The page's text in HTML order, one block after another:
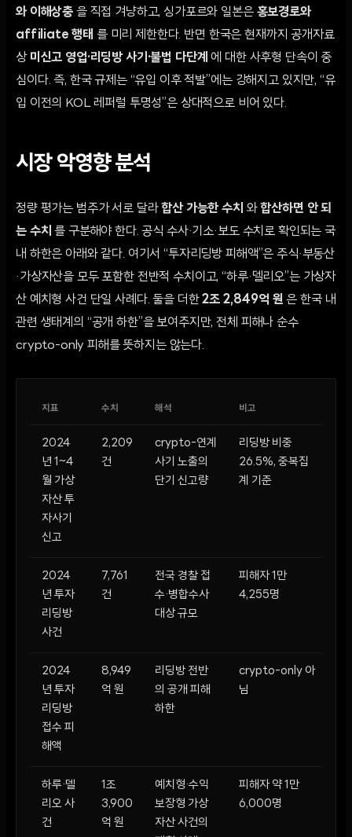
와 이해상충 을 직접 겨냥하고, 싱가포르와 일본은 홍보경로와
affiliate 행태 를 미리 제한한다. 반면 한국은 현재까지 공개자료
상 미신고 영업·리딩방 사기·불법 다단계 에 대한 사후형 단속이 중
심이다. 즉, 한국 규제는 “유입 이후 적발”에는 강해지고 있지만, “유
입 이전의 KOL 레퍼럴 투명성”은 상대적으로 비어 있다.
시장 악영향 분석
정량 평가는 범주가 서로 달라 합산 가능한 수치 와 합산하면 안 되
는 수치 를 구분해야 한다. 공식 수사·기소·보도 수치로 확인되는 국
내 하한은 아래와 같다. 여기서 “투자리딩방 피해액”은 주식·부동산
·가상자산을 모두 포함한 전반적 수치이고, “하루·델리오”는 가상자
산 예치형 사건 단일 사례다. 둘을 더한2조 2,849억 원 은 한국 내
관련 생태계의 “공개 하한”을 보여주지만, 전체 피해나 순수
crypto-only 피해를 뜻하지는 않는다.
지표 수치 해석 비고
2024
년 1~4
월 가상
자산 투
자사기
신고
2,209
건
crypto-연계
사기 노출의
단기 신고량
리딩방 비중
26.5%, 중복집
계 기준
2024
년 투자
리딩방
사건
7,761
건
전국 경찰 접
수·병합수사
대상 규모
피해자 1만
4,255명
2024
년 투자
리딩방
접수 피
해액
8,949
억 원
리딩방 전반
의 공개 피해
하한
crypto-only 아
님
하루·델
리오 사
건
1조
3,900
억 원
예치형·수익
보장형 가상
자산 사건의
피해자 약 1만
6,000명